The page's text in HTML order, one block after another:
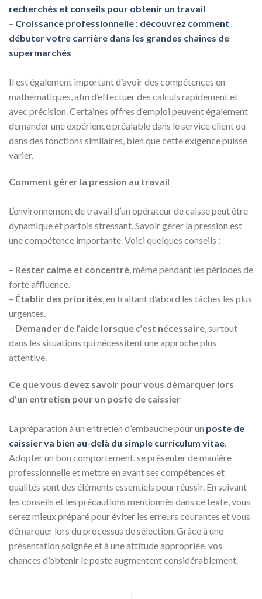
recherchés et conseils pour obtenir un travail
– Croissance professionnelle : découvrez comment
débuter votre carrière dans les grandes chaînes de
supermarchés
Il est également important d’avoir des compétences en
mathématiques, afin d’effectuer des calculs rapidement et
avec précision. Certaines offres d’emploi peuvent également
demander une expérience préalable dans le service client ou
dans des fonctions similaires, bien que cette exigence puisse
varier.
Comment gérer la pression au travail
L’environnement de travail d’un opérateur de caisse peut être
dynamique et parfois stressant. Savoir gérer la pression est
une compétence importante. Voici quelques conseils :
– Rester calme et concentré, même pendant les périodes de
forte affluence.
– Établir des priorités, en traitant d’abord les tâches les plus
urgentes.
– Demander de l’aide lorsque c’est nécessaire, surtout
dans les situations qui nécessitent une approche plus
attentive.
Ce que vous devez savoir pour vous démarquer lors
d’un entretien pour un poste de caissier
La préparation à un entretien d’embauche pour un poste de
caissier va bien au-delà du simple curriculum vitae.
Adopter un bon comportement, se présenter de manière
professionnelle et mettre en avant ses compétences et
qualités sont des éléments essentiels pour réussir. En suivant
les conseils et les précautions mentionnés dans ce texte, vous
serez mieux préparé pour éviter les erreurs courantes et vous
démarquer lors du processus de sélection. Grâce à une
présentation soignée et à une attitude appropriée, vos
chances d’obtenir le poste augmentent considérablement.